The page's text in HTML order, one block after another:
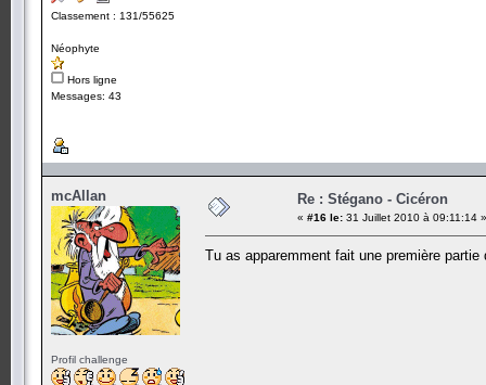
Classement : 131/55625
Néophyte
Hors ligne
Messages: 43
mcAllan
Profil challenge
Re : Stégano - Cicéron
« #16 le: 31 Juillet 2010 à 09:11:14 »
Tu as apparemment fait une première